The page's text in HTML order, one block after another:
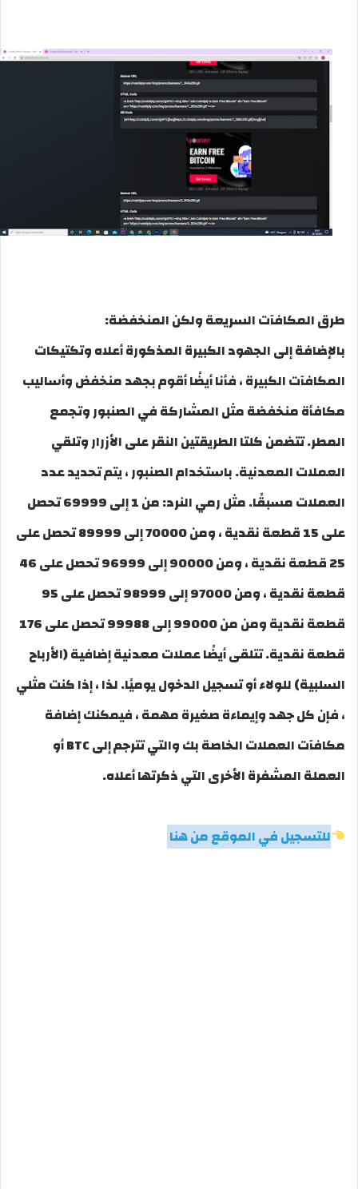
طرق المكافآت السريعة ولكن المنخفضة:
بالإضافة إلى الجهود الكبيرة المذكورة أعلاه وتكتيكات
المكافآت الكبيرة ، فأنا أيضًا أقوم بجهد منخفض وأساليب
مكافأة منخفضة مثل المشاركة في الصنبور وتجمع
المطر. تتضمن كلتا الطريقتين النقر على الأزرار وتلقي
العملات المعدنية. باستخدام الصنبور ، يتم تحديد عدد
العملات مسبقًا. مثل رمي النرد: من 1 إلى 69999 تحصل
على 15 قطعة نقدية ، ومن 70000 إلى 89999 تحصل على
25 قطعة نقدية ، ومن 90000 إلى 96999 تحصل على 46
قطعة نقدية ، ومن 97000 إلى 98999 تحصل على 95
قطعة نقدية ومن من 99000 إلى 99988 تحصل على 176
قطعة نقدية. تتلقى أيضًا عملات معدنية إضافية (الأرباح
السلبية) للولاء أو تسجيل الدخول يوميًا. لذا ، إذا كنت مثلي
، فإن كل جهد وإيماءة صغيرة مهمة ، فيمكنك إضافة
مكافآت العملات الخاصة بك والتي تترجم إلى BTC أو
العملة المشفرة الأخرى التي ذكرتها أعلاه.
للتسجيل في الموقع من هنا